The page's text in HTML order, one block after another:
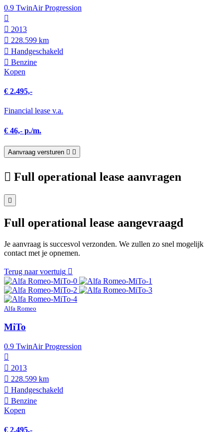
0.9 TwinAir Progression
2013
228.599 km
Hand­geschakeld
Benzine
Kopen
€ 2.495,-
Financial lease v.a.
€ 46,- p./m.
Aanvraag versturen
Full operational lease aanvragen
Full operational lease aangevraagd
Je aanvraag is succesvol verzonden. We zullen zo snel mogelijk
contact met je opnemen.
Terug naar voertuig
Alfa Romeo
MiTo
0.9 TwinAir Progression
2013
228.599 km
Hand­geschakeld
Benzine
Kopen
€ 2.495,-